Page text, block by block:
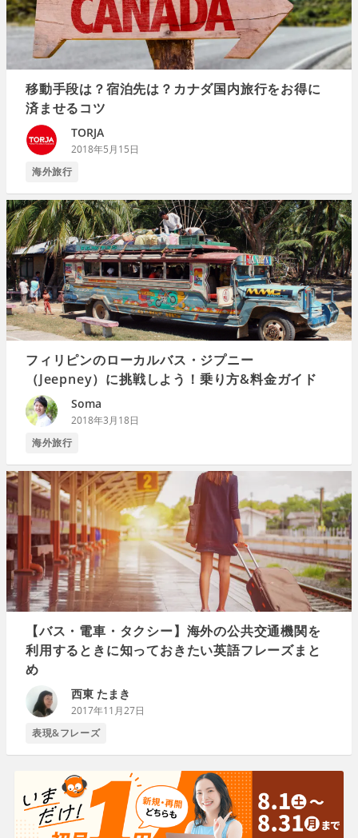
移動手段は？宿泊先は？カナダ国内旅行をお得に
済ませるコツ
TORJA
2018年5月15日
海外旅行
フィリピンのローカルバス・ジプニー
（Jeepney）に挑戦しよう！乗り方&料金ガイド
Soma
2018年3月18日
海外旅行
【バス・電車・タクシー】海外の公共交通機関を
利用するときに知っておきたい英語フレーズまと
め
西東 たまき
2017年11月27日
表現&フレーズ